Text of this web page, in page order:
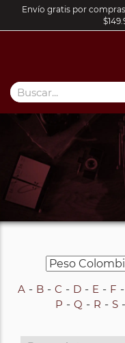
Envío gratis por
A B C D E F
P
Q R S